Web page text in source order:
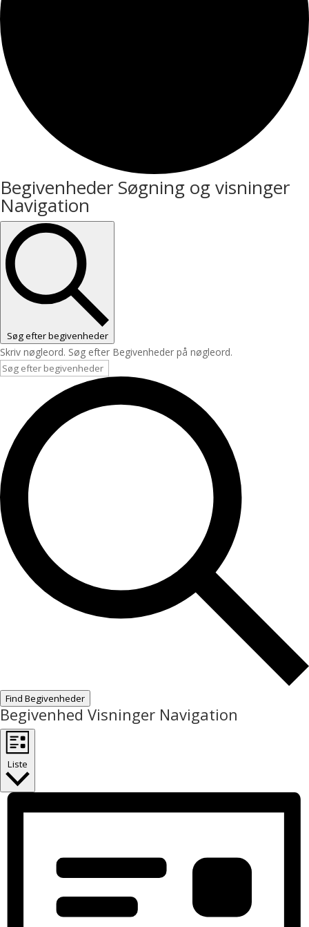
Begivenheder
Begivenheder Søgning og visninger
Navigation
Søg efter begivenheder
Skriv nøgleord. Søg efter Begivenheder på nøgleord.
Find Begivenheder
Begivenhed Visninger Navigation
Liste